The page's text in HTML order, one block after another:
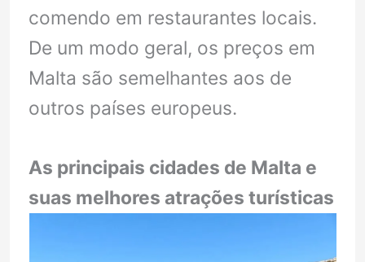
comendo em restaurantes locais.
De um modo geral, os preços em
Malta são semelhantes aos de
outros países europeus.
As principais cidades de Malta e
suas melhores atrações turísticas